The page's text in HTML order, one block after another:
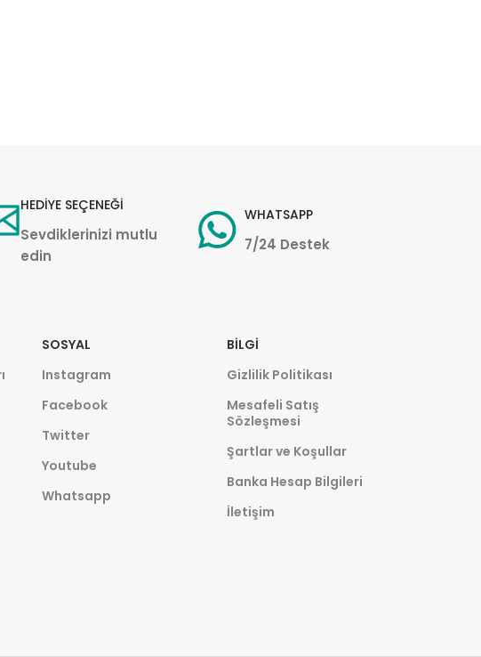
HEDİYE SEÇENEĞİ
Sevdiklerinizi mutlu
edin
WHATSAPP
7/24 Destek
SOSYAL
Instagram
Facebook
Twitter
Youtube
Whatsapp
BILGI
Gizlilik Politikası
Mesafeli Satış
Sözleşmesi
Şartlar ve Koşullar
Banka Hesap Bilgileri
İletişim